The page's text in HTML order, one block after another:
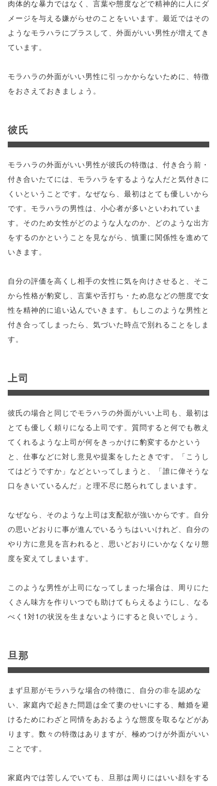
肉体的な暴力ではなく、言葉や態度などで精神的に人にダ
メージを与える嫌がらせのことをいいます。最近ではその
ようなモラハラにプラスして、外面がいい男性が増えてき
ています。
モラハラの外面がいい男性に引っかからないために、特徴
をおさえておきましょう。
彼氏
モラハラの外面がいい男性が彼氏の特徴は、付き合う前・
付き合いたてには、モラハラをするような人だと気付きに
くいということです。なぜなら、最初はとても優しいから
です。モラハラの男性は、小心者が多いといわれていま
す。そのため女性がどのような人なのか、どのような出方
をするのかということを見ながら、慎重に関係性を進めて
いきます。
自分の評価を高くし相手の女性に気を向けさせると、そこ
から性格が豹変し、言葉や舌打ち・ため息などの態度で女
性を精神的に追い込んでいきます。もしこのような男性と
付き合ってしまったら、気づいた時点で別れることをしま
す。
上司
彼氏の場合と同じでモラハラの外面がいい上司も、最初は
とても優しく頼りになる上司です。質問すると何でも教え
てくれるような上司が何をきっかけに豹変するかという
と、仕事などに対し意見や提案をしたときです。「こうし
てはどうですか」などといってしまうと、「誰に偉そうな
口をきいているんだ」と理不尽に怒られてしまいます。
なぜなら、そのような上司は支配欲が強いからです。自分
の思いどおりに事が進んでいるうちはいいけれど、自分の
やり方に意見を言われると、思いどおりにいかなくなり態
度を変えてしまいます。
このような男性が上司になってしまった場合は、周りにた
くさん味方を作りいつでも助けてもらえるようにし、なる
べく1対1の状況を生まないようにすると良いでしょう。
旦那
まず旦那がモラハラな場合の特徴に、自分の非を認めな
い、家庭内で起きた問題は全て妻のせいにする、離婚を避
けるためにわざと同情をあおるような態度を取るなどがあ
ります。数々の特徴はありますが、極めつけが外面がいい
ことです。
家庭内では苦しんでいても、旦那は周りにはいい顔をする